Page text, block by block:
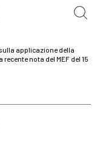
del TUF
applicazione della
nota del MEF del 15